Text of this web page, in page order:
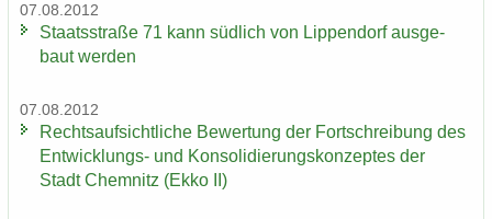
07.08.2012
Staats­stra­ße 71 kann süd­lich von Lip­pen­dorf aus­ge­
baut wer­den
07.08.2012
Rechts­auf­sicht­li­che Be­wer­tung der Fort­schrei­bung des
Entwicklungs-​ und Kon­so­li­die­rungs­kon­zep­tes der
Stadt Chem­nitz (Ekko II)